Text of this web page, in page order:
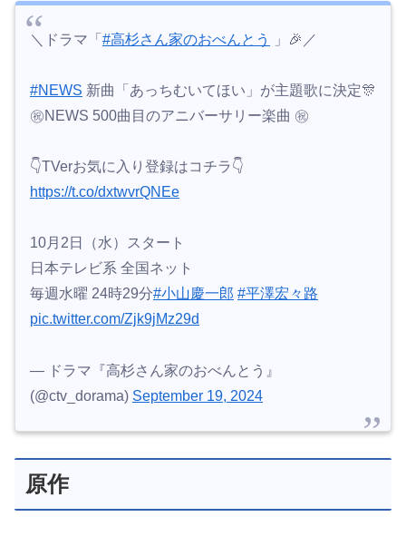
＼ドラマ「
㊗️NEWS 500曲目のアニバーサリー楽曲 ㊗️
https://t.co/dxtwvrQNEe
日本テレビ系 全国ネット
毎週水曜 24時29分#小山慶一郎
pic.twitter.com/Zjk9jMz29d
(@ctv_dorama)September 19, 2024
原作